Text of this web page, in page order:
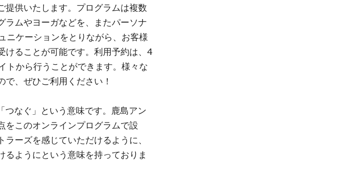
提供いたします。プログラムは複数
ラムやヨーガなどを、またパーソナ
ニケーションをとりながら、お客様
けることが可能です。利用予約は、4
トから行うことができます。様々な
、ぜひご利用ください！
なぐ」という意味です。鹿島アン
をこのオンラインプログラムで設
ーズを感じていただけるように、
るようにという意味を持っておりま